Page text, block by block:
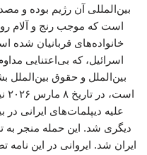
بین‌المللی آن رژیم بوده و
است که موجب رنج و آلام
خانواده‌های قربانیان شده
اسرائیل، که بی‌اعتنایی
بین‌الملل و حقوق بین‌الملل
علیه دیپلمات‌های ایرانی
دیگری شد. این حمله منجر
ایران شد. ایروانی در این